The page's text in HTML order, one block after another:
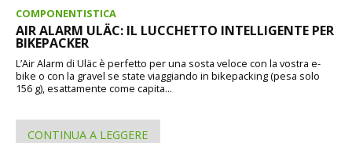
COMPONENTISTICA
AIR ALARM ULÄC: IL LUCCHETTO INTELLIGENTE PER
BIKEPACKER
L’Air Alarm di Uläc è perfetto per una sosta veloce con la vostra e-
bike o con la gravel se state viaggiando in bikepacking (pesa solo
156 g), esattamente come capita...
CONTINUA A LEGGERE